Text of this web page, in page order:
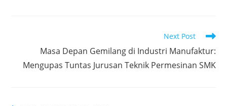
Next Post
Masa Depan Gemilang di Industri Manufaktur:
Mengupas Tuntas Jurusan Teknik Permesinan SMK